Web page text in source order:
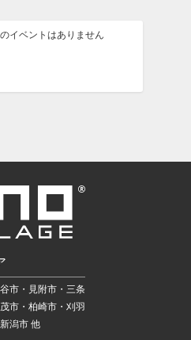
イベントはありません
市・見附市・三条
市・柏崎市・刈羽
潟市 他